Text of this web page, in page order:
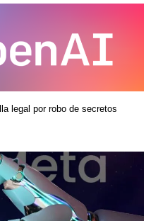
legal por robo de secretos